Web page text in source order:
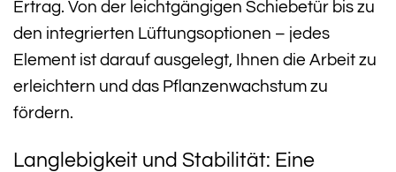
Ertrag. Von der leichtgängigen Schiebetür bis zu
den integrierten Lüftungsoptionen – jedes
Element ist darauf ausgelegt, Ihnen die Arbeit zu
erleichtern und das Pflanzenwachstum zu
fördern.
Langlebigkeit und Stabilität: Eine